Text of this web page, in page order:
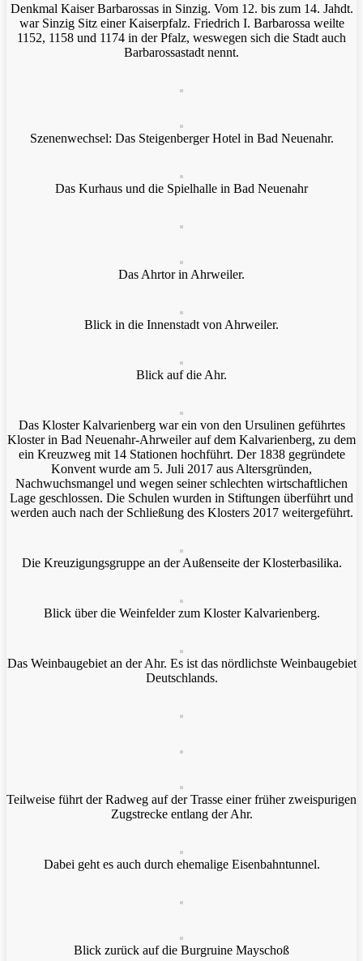
Denkmal Kaiser Barbarossas in Sinzig. Vom 12. bis zum 14. Jahdt.
war Sinzig Sitz einer Kaiserpfalz. Friedrich I. Barbarossa weilte
1152, 1158 und 1174 in der Pfalz, weswegen sich die Stadt auch
Barbarossastadt nennt.
Szenenwechsel: Das Steigenberger Hotel in Bad Neuenahr.
Das Kurhaus und die Spielhalle in Bad Neuenahr
Das Ahrtor in Ahrweiler.
Blick in die Innenstadt von Ahrweiler.
Blick auf die Ahr.
Das Kloster Kalvarienberg war ein von den Ursulinen geführtes
Kloster in Bad Neuenahr-Ahrweiler auf dem Kalvarienberg, zu dem
ein Kreuzweg mit 14 Stationen hochführt. Der 1838 gegründete
Konvent wurde am 5. Juli 2017 aus Altersgründen,
Nachwuchsmangel und wegen seiner schlechten wirtschaftlichen
Lage geschlossen. Die Schulen wurden in Stiftungen überführt und
werden auch nach der Schließung des Klosters 2017 weitergeführt.
Die Kreuzigungsgruppe an der Außenseite der Klosterbasilika.
Blick über die Weinfelder zum Kloster Kalvarienberg.
Das Weinbaugebiet an der Ahr. Es ist das nördlichste Weinbaugebiet
Deutschlands.
Teilweise führt der Radweg auf der Trasse einer früher zweispurigen
Zugstrecke entlang der Ahr.
Dabei geht es auch durch ehemalige Eisenbahntunnel.
Blick zurück auf die Burgruine Mayschoß